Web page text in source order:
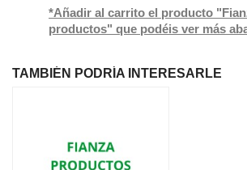
*Añadir al carrito el producto
productos" que podéis ver más
TAMBIÉN PODRÍA INTERESARLE